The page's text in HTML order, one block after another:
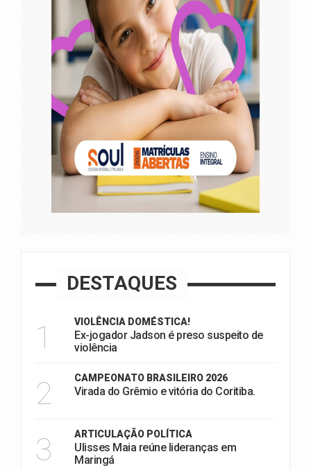
DESTAQUES
1 VIOLÊNCIA DOMÉSTICA!
Ex-jogador Jadson é preso suspeito de
violência
2 CAMPEONATO BRASILEIRO 2026
Virada do Grêmio e vitória do Coritiba.
3 ARTICULAÇÃO POLÍTICA
Ulisses Maia reúne lideranças em
Maringá